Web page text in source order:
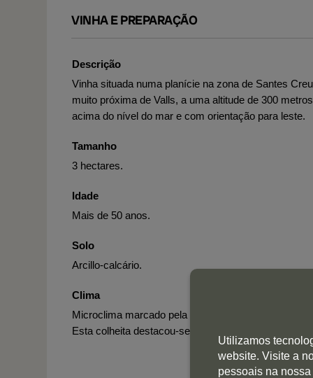
VINHA E PREPARAÇÃO
Descrição
Vinha situada numa planície na zona de Santes
muito próxima de Valls, a uma altitude de 300 metros
acima do nível do mar e com orientação para leste.
Tamanho
3 hectares.
Idade
Mais de 50 anos.
Solo
Arcillo-calcário.
Clima
Microclima marcado pela influência mediterrânica.
Esta colheita destacou-se pelo calor e pela seca.
Utilizamos
website. Visite a
pessoais na